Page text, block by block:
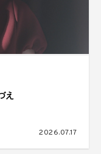
え
2026.07.17